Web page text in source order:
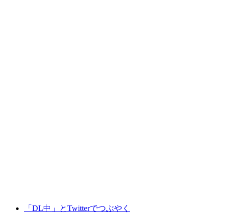
「DL中」とTwitterでつぶやく